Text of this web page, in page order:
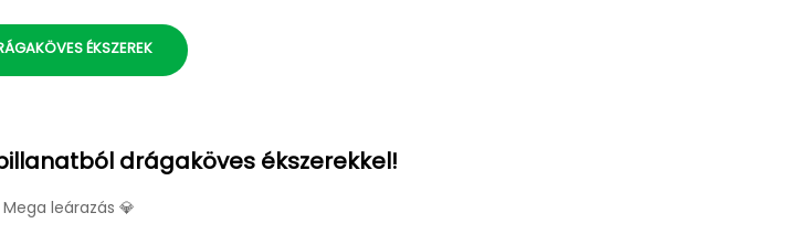
ÉKSZEREK
drágaköves ékszerekkel!
Mega leárazás 💎